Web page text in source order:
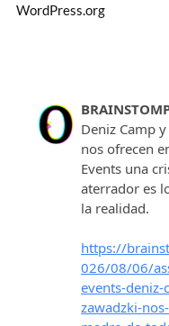
WordPress.org